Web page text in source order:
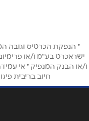
טלפון*
אימייל *
* הנפקת הכרטיס וגובה
ישראכרט בע"מ ו/או
ו/או הבנק המנפיק * אי
חיוב בריבית